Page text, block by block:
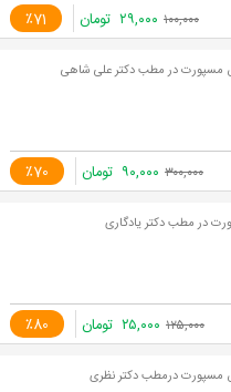
٪71 ۱۰۰,۰۰۰ ۲۹,۰۰۰ تومان
مسپورت در مطب دکتر علی شاهی
٪70 ۳۰۰,۰۰۰ ۹۰,۰۰۰ تومان
در مطب دکتر یادگاری
٪80 ۱۲۵,۰۰۰ ۲۵,۰۰۰ تومان
مسپورت درمطب دکتر نظری